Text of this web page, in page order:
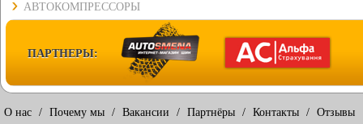
АВТОКОМПРЕССОРЫ
ПАРТНЕРЫ:
О нас / Почему мы / Вакансии / Партнёры / Контакты / Отзывы